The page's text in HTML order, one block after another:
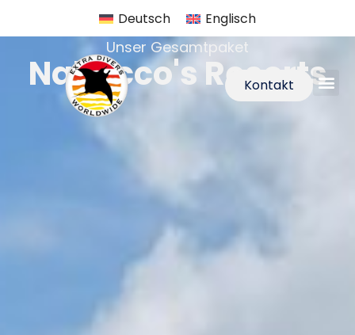
Deutsch Englisch
Kontakt
Unser Gesamtpaket
Nabucco's Resorts